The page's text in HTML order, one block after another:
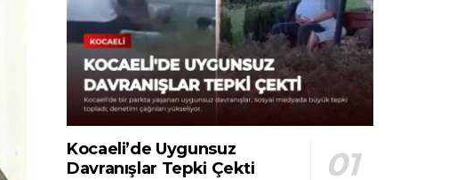
Kocaeli’de Uygunsuz
Davranışlar Tepki Çekti